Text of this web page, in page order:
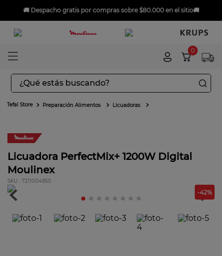
🚚 Despacho gratispor compras sobre $80.000 en el sitio🚚
0
¿Qué estás buscando?
Preparación Alimentos Licuadoras
Licuadora PerfectMix+ 1200W Digital
Moulinex
7211004855
-42%
TÉRMINOS MÁS BUSCADOS
2.
sarten
3 .
ingenio
4.
sartenes
7.
olla